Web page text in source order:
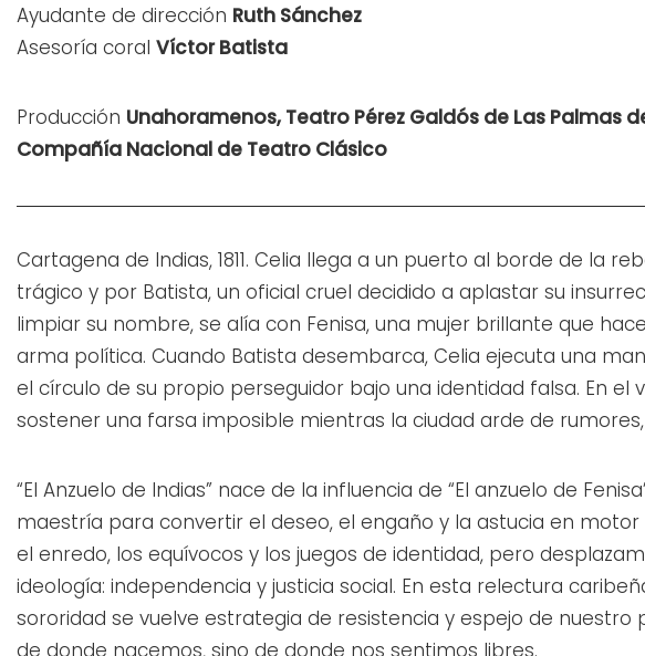
Ayudante de dirección Ruth Sánchez
Asesoría coral Víctor Batista
Producción Unahoramenos, Teatro Pérez Galdós de Las Palmas
Compañía Nacional de Teatro Clásico
Cartagena de Indias, 1811. Celia llega a un puerto al borde de la
trágico y por Batista, un oficial cruel decidido a aplastar su
limpiar su nombre, se alía con Fenisa, una mujer brillante que
arma política. Cuando Batista desembarca, Celia ejecuta una
el círculo de su propio perseguidor bajo una identidad falsa. En el
sostener una farsa imposible mientras la ciudad arde de
“El Anzuelo de Indias” nace de la influencia de “El anzuelo de
maestría para convertir el deseo, el engaño y la astucia en
el enredo, los equívocos y los juegos de identidad, pero
ideología: independencia y justicia social. En esta relectura
sororidad se vuelve estrategia de resistencia y espejo de nuestro
de donde nacemos, sino de donde nos sentimos libres.